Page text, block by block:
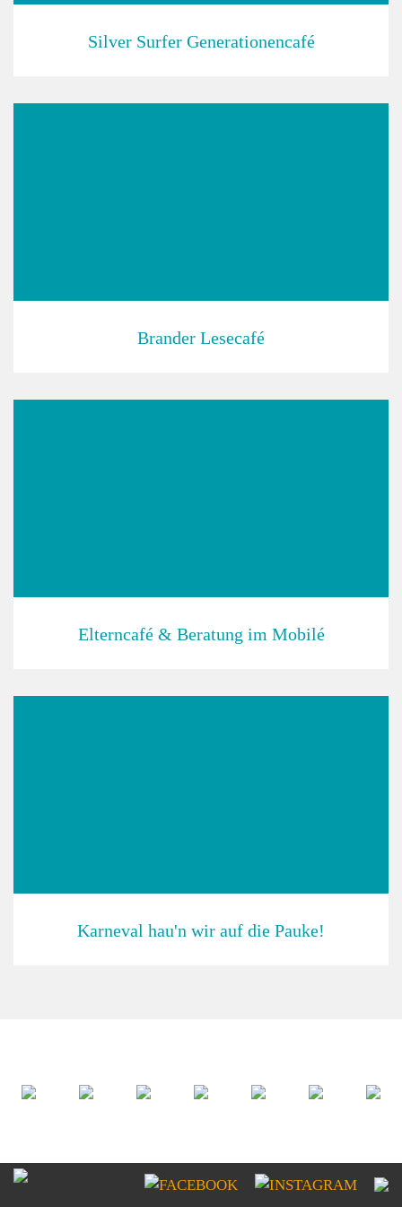
Silver Surfer Generationencafé
Brander Lesecafé
Elterncafé & Beratung im Mobilé
Karneval hau'n wir auf die Pauke!